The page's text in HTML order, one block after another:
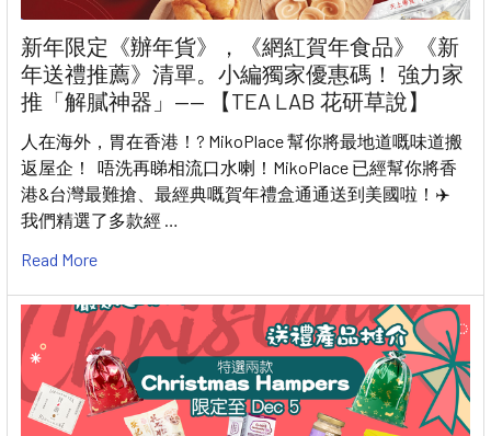
新年限定《辦年貨》，《網紅賀年食品》《新
年送禮推薦》清單。小編獨家優惠碼！ 強力家
推「解膩神器」—— 【TEA LAB 花研草說】
人在海外，胃在香港！? MikoPlace 幫你將最地道嘅味道搬
返屋企！ 唔洗再睇相流口水喇！MikoPlace 已經幫你將香
港&台灣最難搶、最經典嘅賀年禮盒通通送到美國啦！✈️
我們精選了多款經 …
Read More